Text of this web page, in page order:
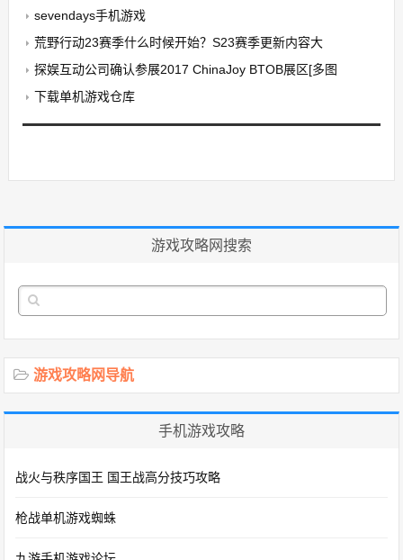
sevendays手机游戏
荒野行动23赛季什么时候开始？S23赛季更新内容大
探娱互动公司确认参展2017 ChinaJoy BTOB展区[多图
下载单机游戏仓库
游戏攻略网搜索
游戏攻略网导航
手机游戏攻略
战火与秩序国王 国王战高分技巧攻略
枪战单机游戏蜘蛛